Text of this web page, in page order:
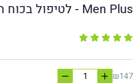
Men Plus - לטיפול בכוח הגברא
₪147